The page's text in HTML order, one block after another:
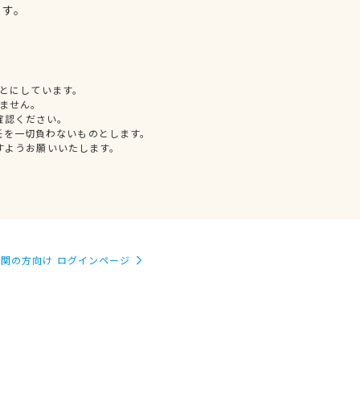
。
しています。
せん。
ください。
一切負わないものとします。
うお願いいたします。
の方向け ログインページ